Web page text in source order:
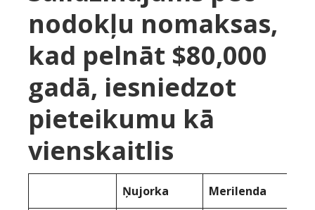
nodokļu nomaksas,
kad pelnāt $80,000
gadā, iesniedzot
pieteikumu kā
vienskaitlis
Ņujorka Merilenda